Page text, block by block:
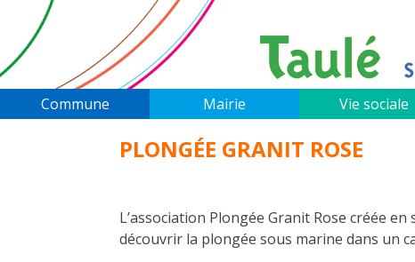
content
Commune Mairie Vie sociale
PLONGÉE GRANIT ROSE
L’association Plongée Granit Rose créée
découvrir la plongée sous marine dans un